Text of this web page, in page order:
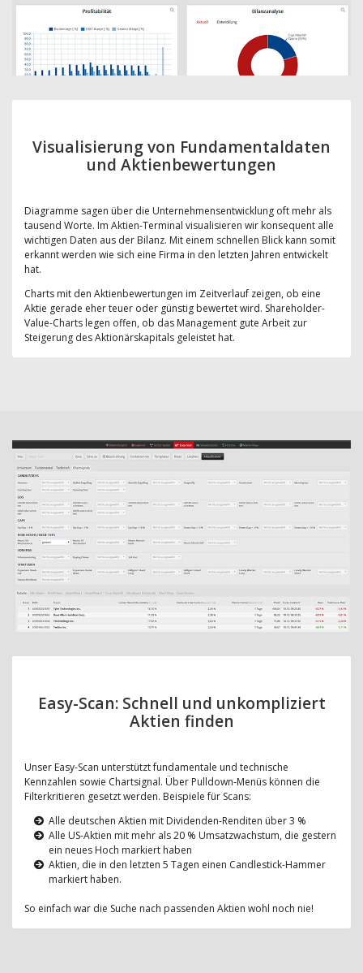
Visualisierung von Fundamentaldaten
und Aktienbewertungen
Diagramme sagen über die Unternehmensentwicklung oft mehr als
tausend Worte. Im Aktien-Terminal visualisieren wir konsequent alle
wichtigen Daten aus der Bilanz. Mit einem schnellen Blick kann somit
erkannt werden wie sich eine Firma in den letzten Jahren entwickelt
hat.
Charts mit den Aktienbewertungen im Zeitverlauf zeigen, ob eine
Aktie gerade eher teuer oder günstig bewertet wird. Shareholder-
Value-Charts legen offen, ob das Management gute Arbeit zur
Steigerung des Aktionärskapitals geleistet hat.
Easy-Scan: Schnell und unkompliziert
Aktien finden
Unser Easy-Scan unterstützt fundamentale und technische
Kennzahlen sowie Chartsignal. Über Pulldown-Menüs können die
Filterkritieren gesetzt werden. Beispiele für Scans:
Alle deutschen Aktien mit Dividenden-Renditen über 3 %
Alle US-Aktien mit mehr als 20 % Umsatzwachstum, die gestern
ein neues Hoch markiert haben
Aktien, die in den letzten 5 Tagen einen Candlestick-Hammer
markiert haben.
So einfach war die Suche nach passenden Aktien wohl noch nie!